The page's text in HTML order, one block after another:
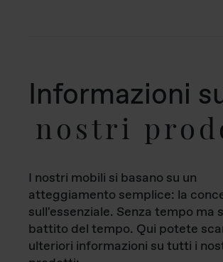
Informazioni
nostri
I nostri mobili si basano su un
atteggiamento semplice: la
sull'essenziale. Senza tempo ma
battito del tempo. Qui potete
ulteriori informazioni su tutti i